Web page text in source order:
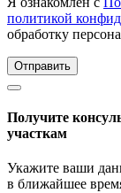
политикой
обработку
Отправить
Получите
участкам
Укажите ваши
в ближайшее